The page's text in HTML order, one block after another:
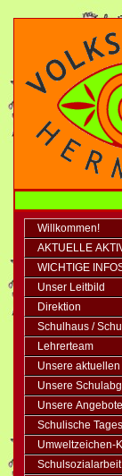
Willkommen!
AKTUELLE
WICHTIGE
Unser Leitbild
Direktion
Schulhaus /
Lehrerteam
Unsere
Unsere
Unsere Angebote
Schulische
Umweltzeichen-
Schulsozialarbeit